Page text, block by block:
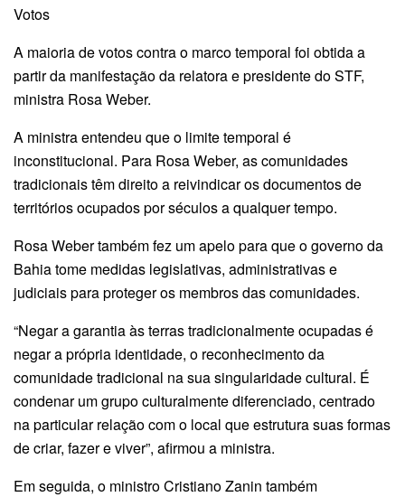
Votos
A maioria de votos contra o marco temporal foi obtida a
partir da manifestação da relatora e presidente do STF,
ministra Rosa Weber.
A ministra entendeu que o limite temporal é
inconstitucional. Para Rosa Weber, as comunidades
tradicionais têm direito a reivindicar os documentos de
territórios ocupados por séculos a qualquer tempo.
Rosa Weber também fez um apelo para que o governo da
Bahia tome medidas legislativas, administrativas e
judiciais para proteger os membros das comunidades.
“Negar a garantia às terras tradicionalmente ocupadas é
negar a própria identidade, o reconhecimento da
comunidade tradicional na sua singularidade cultural. É
condenar um grupo culturalmente diferenciado, centrado
na particular relação com o local que estrutura suas formas
de criar, fazer e viver”, afirmou a ministra.
Em seguida, o ministro Cristiano Zanin também